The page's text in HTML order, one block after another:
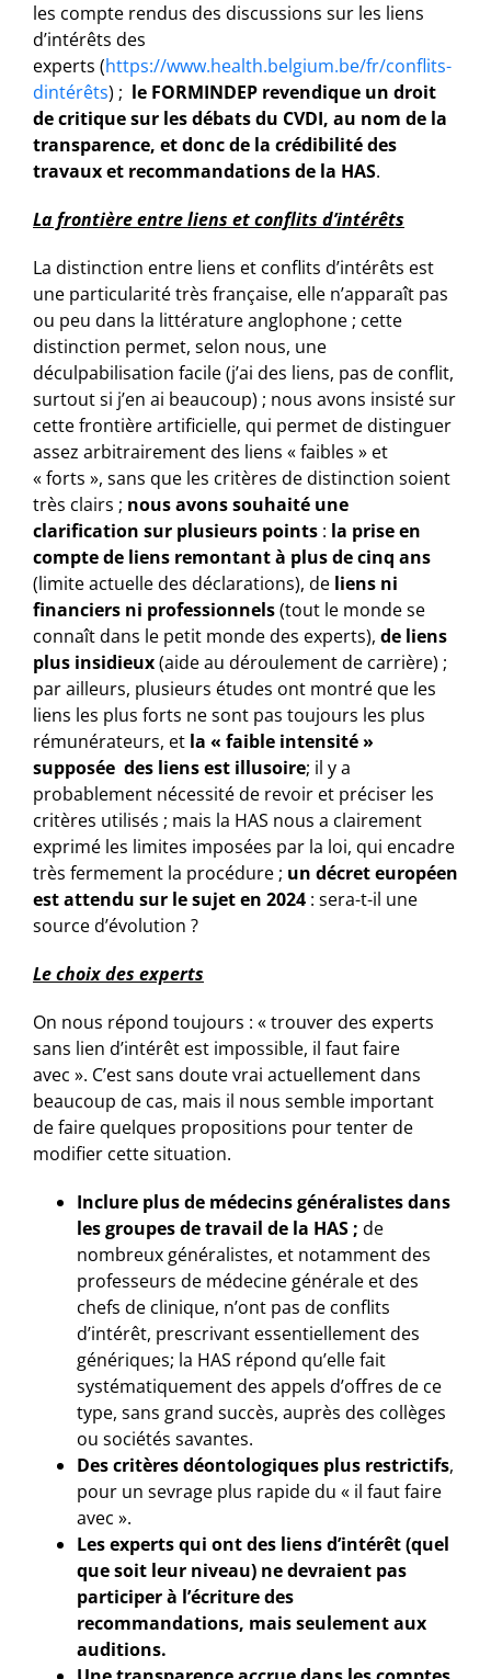
les compte rendus des discussions sur les liens
d’intérêts des
experts (https://www.health.belgium.be/fr/conflits-
dintérêts) ; le FORMINDEP revendique un droit
de critique sur les débats du CVDI, au nom de la
transparence, et donc de la crédibilité des
travaux et recommandations de la HAS.
La frontière entre liens et conflits d’intérêts
La distinction entre liens et conflits d’intérêts est
une particularité très française, elle n’apparaît pas
ou peu dans la littérature anglophone ; cette
distinction permet, selon nous, une
déculpabilisation facile (j’ai des liens, pas de conflit,
surtout si j’en ai beaucoup) ; nous avons insisté sur
cette frontière artificielle, qui permet de distinguer
assez arbitrairement des liens « faibles » et
« forts », sans que les critères de distinction soient
très clairs ; nous avons souhaité une
clarification sur plusieurs points: la prise en
compte de liens remontant à plus de cinq ans
(limite actuelle des déclarations), de liens ni
financiers ni professionnels(tout le monde se
connaît dans le petit monde des experts), de liens
plus insidieux(aide au déroulement de carrière) ;
par ailleurs, plusieurs études ont montré que les
liens les plus forts ne sont pas toujours les plus
rémunérateurs, et la « faible intensité »
supposée des liens est illusoire; il y a
probablement nécessité de revoir et préciser les
critères utilisés ; mais la HAS nous a clairement
exprimé les limites imposées par la loi, qui encadre
très fermement la procédure ; un décret européen
est attendu sur le sujet en 2024: sera-t-il une
source d’évolution ?
Le choix des experts
On nous répond toujours : « trouver des experts
sans lien d’intérêt est impossible, il faut faire
avec ». C’est sans doute vrai actuellement dans
beaucoup de cas, mais il nous semble important
de faire quelques propositions pour tenter de
modifier cette situation.
Inclure plus de médecins généralistes dans
les groupes de travail de la HAS ; de
nombreux généralistes, et notamment des
professeurs de médecine générale et des
chefs de clinique, n’ont pas de conflits
d’intérêt, prescrivant essentiellement des
génériques; la HAS répond qu’elle fait
systématiquement des appels d’offres de ce
type, sans grand succès, auprès des collèges
ou sociétés savantes.
Des critères déontologiques plus restrictifs,
pour un sevrage plus rapide du « il faut faire
avec ».
Les experts qui ont des liens d’intérêt (quel
que soit leur niveau) ne devraient pas
participer à l’écriture des
recommandations, mais seulement aux
auditions.